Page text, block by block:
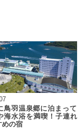
鳥羽温泉郷に泊まって
海水浴を満喫！子連れ
めの宿